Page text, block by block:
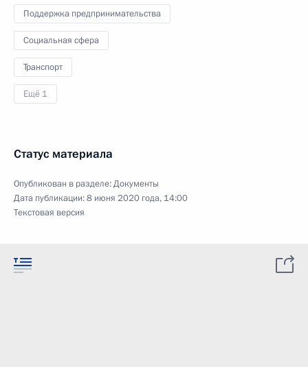
Поддержка предпринимательства
Социальная сфера
Транспорт
Ещё 1
Статус материала
Опубликован в разделе:Документы
Дата публикации:8 июня 2020 года, 14:00
Текстовая версия